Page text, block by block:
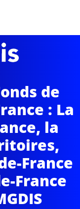
de
: La
la
France
France